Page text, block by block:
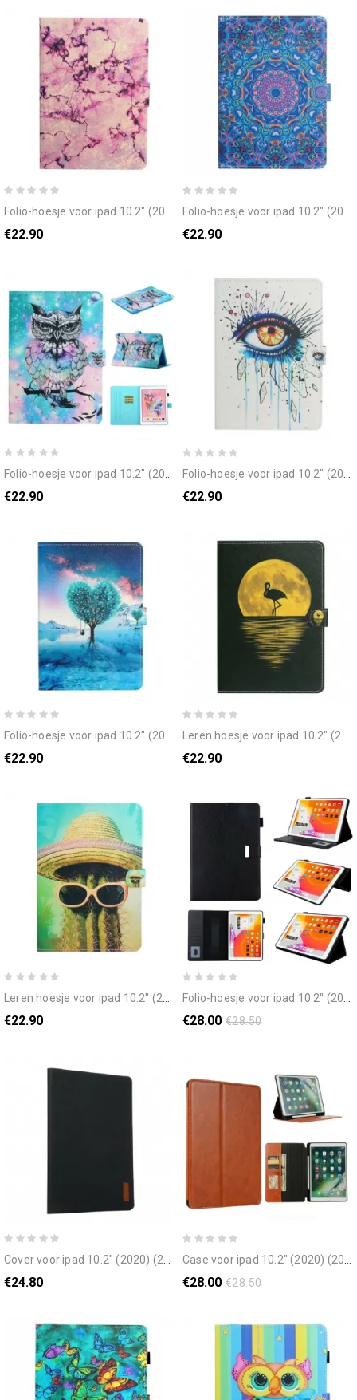
folio-hoesje voor ipad 10.2" (2020) (2019) / air 10.5" / pro 10.5" marmeren stijl
€22.90
folio-hoesje voor ipad 10.2" (2020) (2019) / air 10.5" / pro 10.5" mandala kunst serie
€22.90
folio-hoesje voor ipad 10.2" (2020) (2019) / air 10.5" / pro 10.5" koning uil
€22.90
folio-hoesje voor ipad 10.2" (2020) (2019) / air 10.5" / pro 10.5" kunst
€22.90
folio-hoesje voor ipad 10.2" (2020) (2019) / air 10.5" / pro 10.5" hart boom
€22.90
leren hoesje voor ipad 10.2" (2020) (2019) / air 10.5" / pro 10.5" maan
€22.90
leren hoesje voor ipad 10.2" (2020) (2019) / air 10.5" / pro 10.5" ontspan cactus
€22.90
folio-hoesje voor ipad 10.2" (2020) (2019) / air 10.5" / pro 10.5" kunstleer ondersteuning handsfree
€28.00 €28.50
cover voor ipad 10.2" (2020) (2019) / air 10.5" / pro 10.5" doekeffect
€24.80
case voor ipad 10.2" (2020) (2019) / air 10.5" / pro 10.5" luxe leereffect
€28.00 €28.50